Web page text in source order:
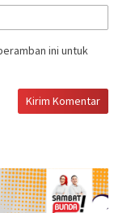
ini untuk